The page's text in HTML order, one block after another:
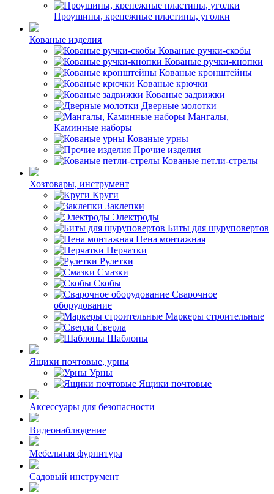
Проушины, крепежные пластины, уголки
Кованые изделия
Кованые ручки-скобы
Кованые ручки-кнопки
Кованые кронштейны
Кованые крючки
Кованые задвижки
Дверные молотки
Мангалы,
Каминные наборы
Кованые урны
Прочие изделия
Кованые петли-стрелы
Хозтовары, инструмент
Круги
Заклепки
Электроды
Биты для шуруповертов
Пена монтажная
Перчатки
Рулетки
Смазки
Скобы
Сварочное
оборудование
Маркеры строительные
Сверла
Шаблоны
Ящики почтовые, урны
Урны
Ящики почтовые
Аксессуары для безопасности
Видеонаблюдение
Мебельная фурнитура
Садовый инструмент